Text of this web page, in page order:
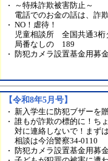
～特殊詐欺被害防止～
電話でのお金の話は、詐
NO！虐待！
児童相談所 全国共通3桁
局番なしの 189
防犯カメラ設置基金用募
【令和8年5月号】
新入学生に防犯ブザーを
誰もが詐欺の標的に！ち
対に連絡しないで！まず
相談は今治警察34-0110
防犯カメラ設置基金用募